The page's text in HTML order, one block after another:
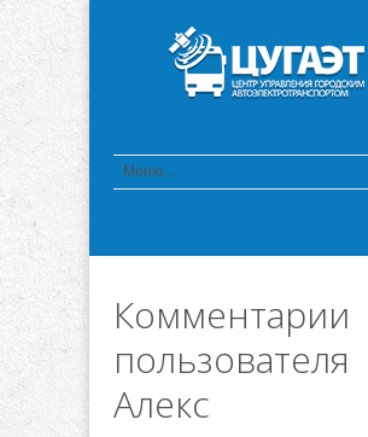
Комментарии
пользователя
Алекс